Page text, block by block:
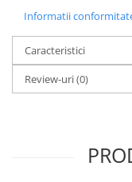
Informatii
Caracteristici
Review-uri(0)